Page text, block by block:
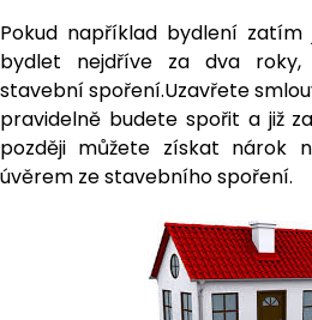
Pokud například bydlení
bydlet nejdříve za dva
stavební spoření.Uzavřete
pravidelně budete spořit a již
později můžete získat nárok
úvěrem ze stavebního spoření.